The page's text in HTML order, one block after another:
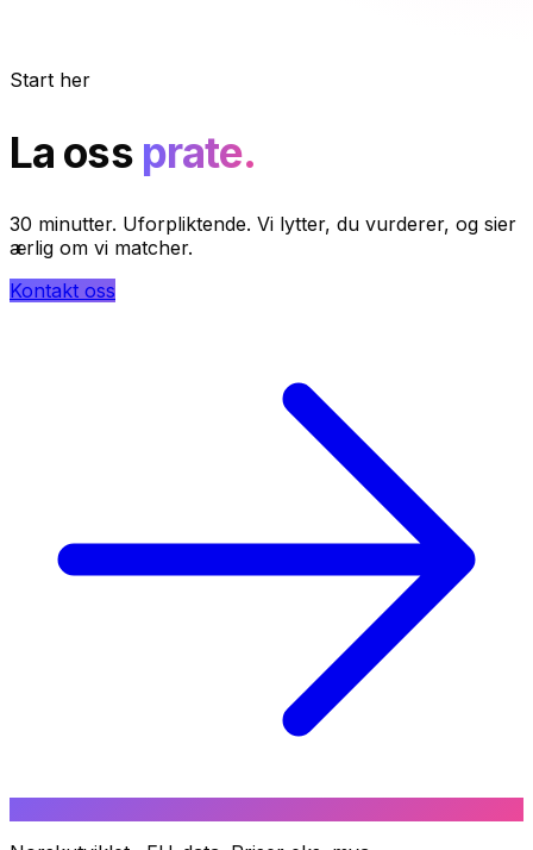
Start her
La oss prate.
30 minutter. Uforpliktende. Vi lytter, du vurderer, og sier
ærlig om vi matcher.
Kontakt oss